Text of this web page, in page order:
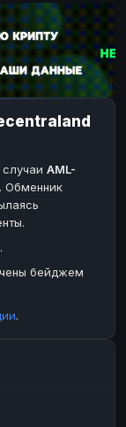
TON
DOGE
TRON
BCH
BEP20
AML-
Обменник
.
бейджем
.